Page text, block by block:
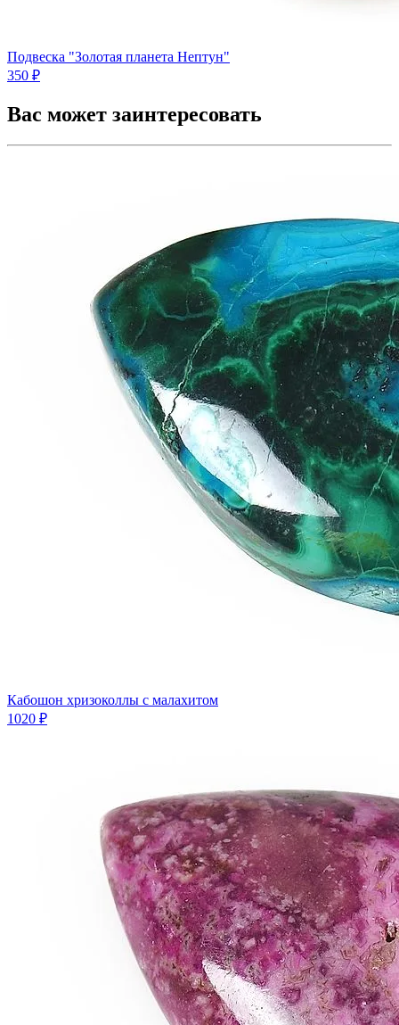
Подвеска "Золотая планета Нептун"
350 ₽
Вас может заинтересовать
Кабошон хризоколлы с малахитом
1020 ₽